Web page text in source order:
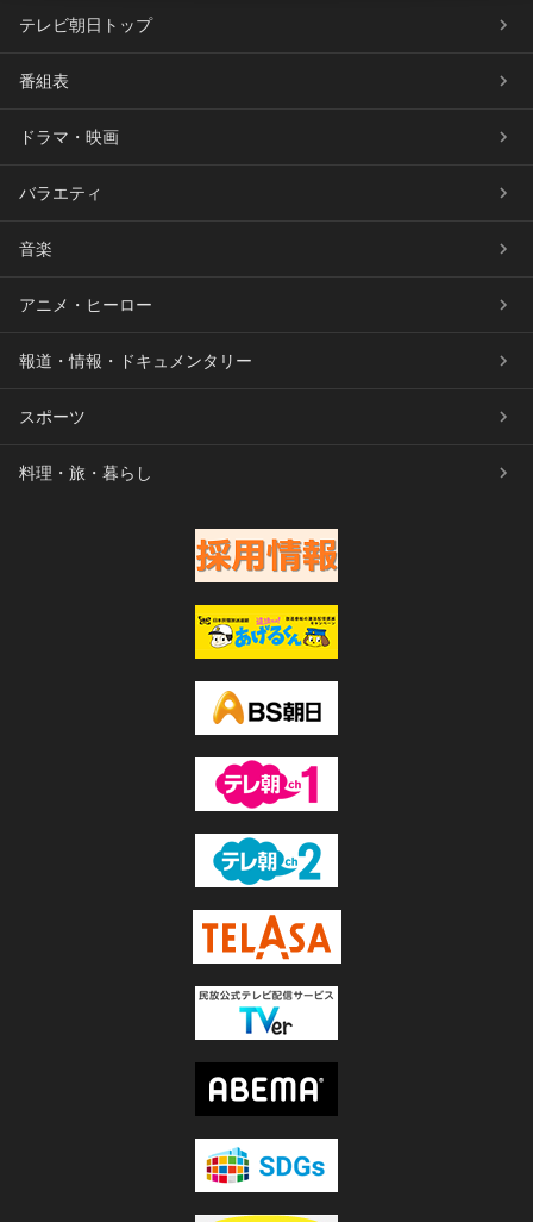
テレビ朝日トップ
番組表
ドラマ・映画
バラエティ
音楽
アニメ・ヒーロー
報道・情報・ドキュメンタリー
スポーツ
料理・旅・暮らし